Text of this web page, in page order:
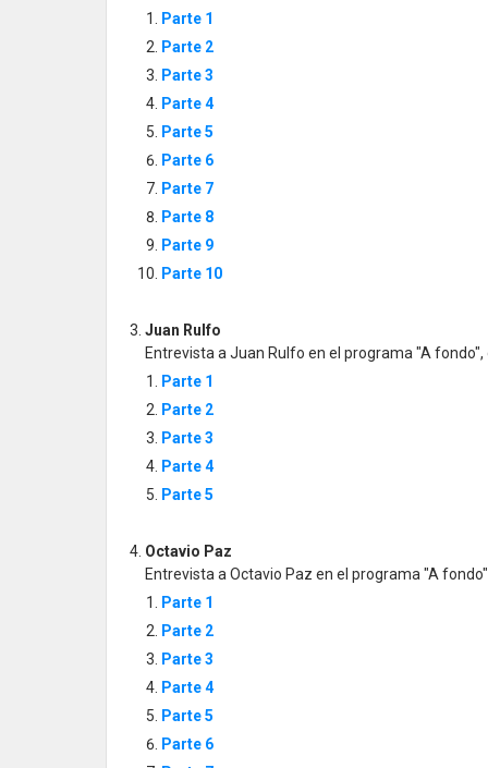
Parte 1
Parte 2
Parte 3
Parte 4
Parte 5
Parte 6
Parte 7
Parte 8
Parte 9
Parte 10
Juan Rulfo
Entrevista a Juan Rulfo en el programa "A fondo",
Parte 1
Parte 2
Parte 3
Parte 4
Parte 5
Octavio Paz
Entrevista a Octavio Paz en el programa "A
Parte 1
Parte 2
Parte 3
Parte 4
Parte 5
Parte 6